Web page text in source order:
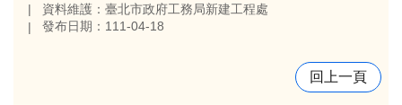
資料維護：臺北市政府工務局新建工程處
發布日期：111-04-18
回上一頁